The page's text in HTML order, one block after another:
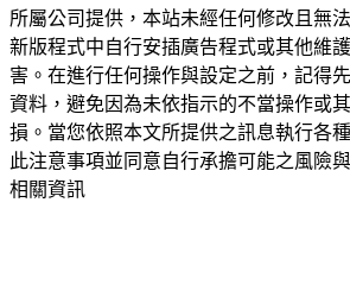
所屬公司提供，本站未經任何修改且無
新版程式中自行安插廣告程式或其他維
害。在進行任何操作與設定之前，記得
資料，避免因為未依指示的不當操作或
損。當您依照本文所提供之訊息執行各
此注意事項並同意自行承擔可能之風險
相關資訊